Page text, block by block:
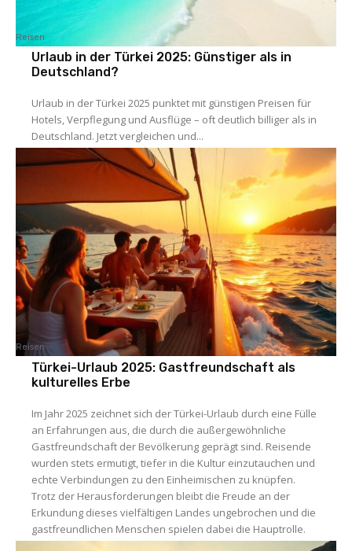
Reisen
Urlaub in der Türkei 2025: Günstiger als in
Deutschland?
Urlaub in der Türkei 2025 punktet mit günstigen Preisen für
Hotels, Verpflegung und Ausflüge – oft deutlich billiger als in
Deutschland. Jetzt vergleichen und...
Reisen
Türkei-Urlaub 2025: Gastfreundschaft als
kulturelles Erbe
Im Jahr 2025 zeichnet sich der Türkei-Urlaub durch eine Fülle
an Erfahrungen aus, die durch die außergewöhnliche
Gastfreundschaft der Bevölkerung geprägt sind. Reisende
wurden stets ermutigt, tiefer in die Kultur einzutauchen und
echte Verbindungen zu den Einheimischen zu knüpfen.
Trotz der Herausforderungen bleibt die Freude an der
Erkundung dieses vielfältigen Landes ungebrochen und die
gastfreundlichen Menschen spielen dabei die Hauptrolle.